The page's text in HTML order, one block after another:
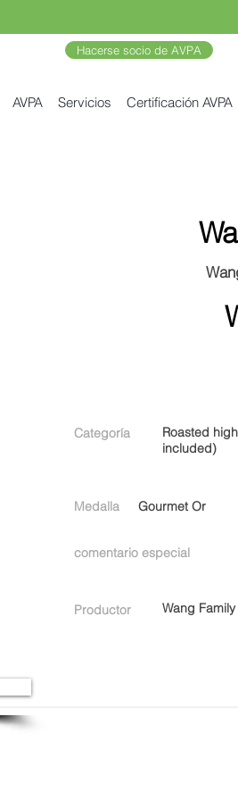
Hacerse socio de AVPA
AVPA Servicios Certificación AVPA
Categoría
Roasted
included)
Medalla Gourmet Or
comentario especial
Productor Wang